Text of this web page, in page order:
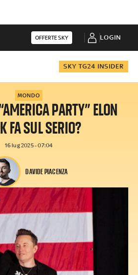
OFFERTE SKY LOGIN
SKY TG24 INSIDER
MONDO
PARTY” ELON
FA SUL SERIO?
16 lug 2025 - 07:04
DAVIDE PIACENZA